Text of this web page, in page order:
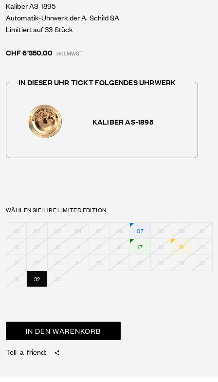
Kaliber AS-1895
Automatik-Uhrwerk der A. Schild SA
Limitiert auf 33 Stück
CHF 6’350.00 inkl. MWST
IN DIESER UHR TICKT FOLGENDES UHRWERK
KALIBER AS-1895
WÄHLEN SIE IHRE LIMITED EDITION
01 02 03 04 05 06 07 08 09
10
11
12 13 14 15 16 17 18 19
20
21
22 23 24 25 26 27 28 29
30
31
32 33
Tell-a-friend: